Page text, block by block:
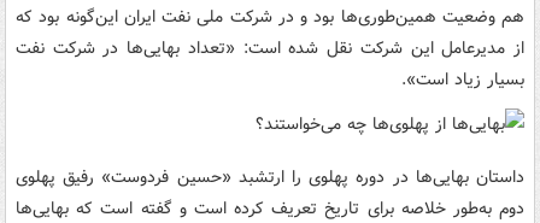
هم وضعیت همین‌طوری‌ها بود و در شرکت ملی نفت ایران این‌گونه بود که
از مدیرعامل این شرکت نقل شده است: «تعداد بهایی‌ها در شرکت نفت
بسیار زیاد است».
داستان بهایی‌ها در دوره پهلوی را ارتشبد «حسین فردوست» رفیق پهلوی
دوم به‌طور خلاصه برای تاریخ تعریف کرده است و گفته است که بهایی‌ها